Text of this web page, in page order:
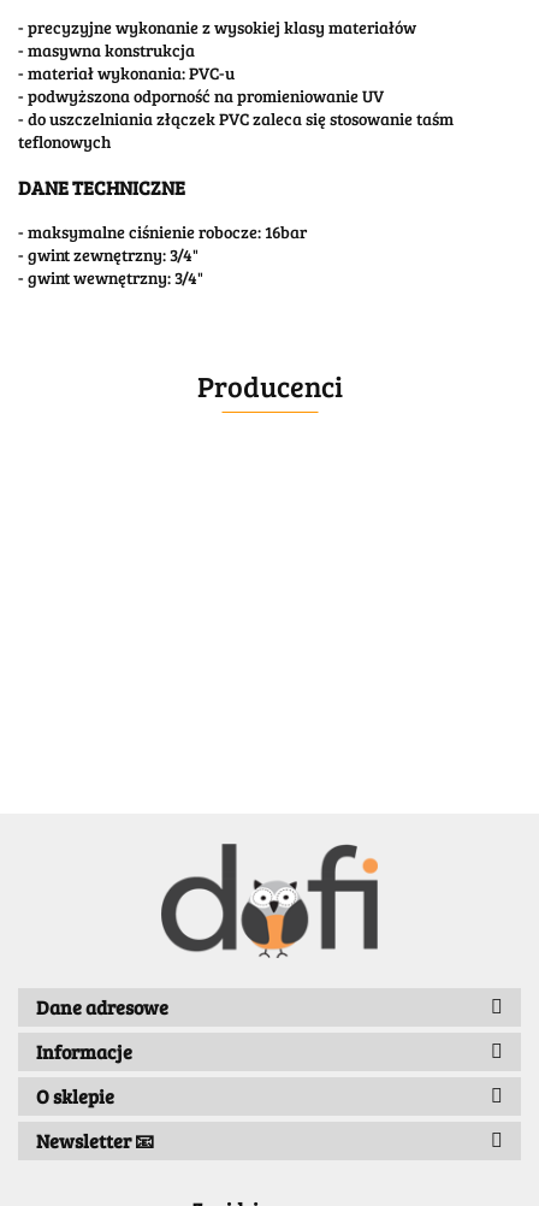
- precyzyjne wykonanie z wysokiej klasy materiałów
- masywna konstrukcja
- materiał wykonania: PVC-u
- podwyższona odporność na promieniowanie UV
- do uszczelniania złączek PVC zaleca się stosowanie taśm
teflonowych
DANE TECHNICZNE
- maksymalne ciśnienie robocze: 16bar
- gwint zewnętrzny: 3/4"
- gwint wewnętrzny: 3/4"
Producenci
BENASSI/GALGI
Dane adresowe
Informacje
O sklepie
Newsletter 📧